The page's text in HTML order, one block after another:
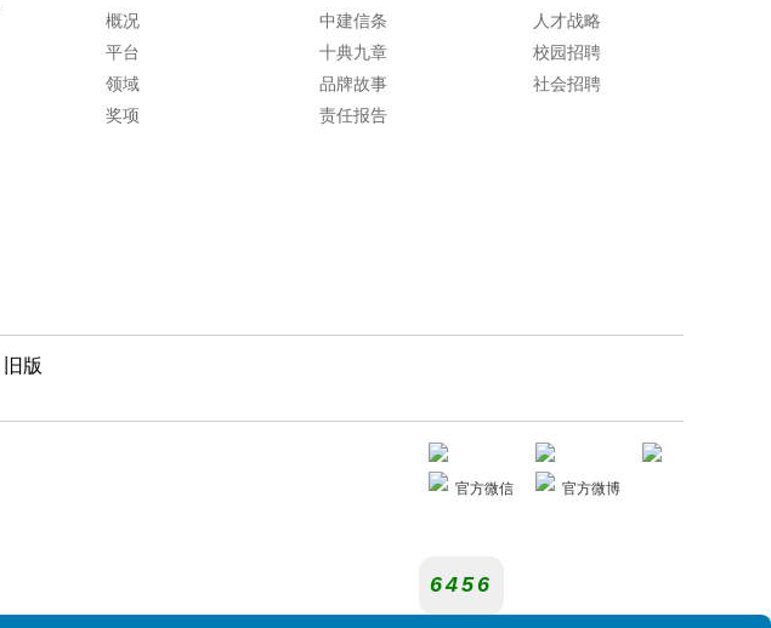
概况
平台
领域
奖项
中建信条
十典九章
品牌故事
责任报告
人才战略
校园招聘
社会招聘
官方微信 官方微博
旧版